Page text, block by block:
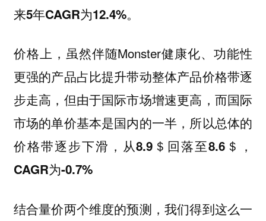
来5年CAGR为12.4%。
价格上，虽然伴随Monster健康化、功能性
更强的产品占比提升带动整体产品价格带逐
步走高，但由于国际市场增速更高，而国际
市场的单价基本是国内的一半， 所以总体的
价格带逐步下滑，从8.9＄回落至8.6＄，
CAGR为-0.7%
结合量价两个维度的预测，我们得到这么一